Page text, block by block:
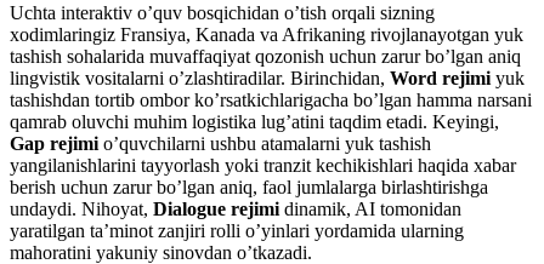
Uchta interaktiv o’quv bosqichidan o’tish orqali sizning
xodimlaringiz Fransiya, Kanada va Afrikaning rivojlanayotgan yuk
tashish sohalarida muvaffaqiyat qozonish uchun zarur bo’lgan aniq
lingvistik vositalarni o’zlashtiradilar. Birinchidan, Word rejimi yuk
tashishdan tortib ombor ko’rsatkichlarigacha bo’lgan hamma narsani
qamrab oluvchi muhim logistika lug’atini taqdim etadi. Keyingi,
Gap rejimi o’quvchilarni ushbu atamalarni yuk tashish
yangilanishlarini tayyorlash yoki tranzit kechikishlari haqida xabar
berish uchun zarur bo’lgan aniq, faol jumlalarga birlashtirishga
undaydi. Nihoyat, Dialogue rejimi dinamik, AI tomonidan
yaratilgan ta’minot zanjiri rolli o’yinlari yordamida ularning
mahoratini yakuniy sinovdan o’tkazadi.